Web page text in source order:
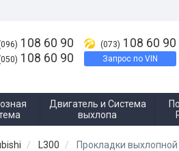
108 60 90
108 60 90
(073) 108 60 90
Запрос по VIN
Двигатель и Система
выхлопа
L300 Прокладки